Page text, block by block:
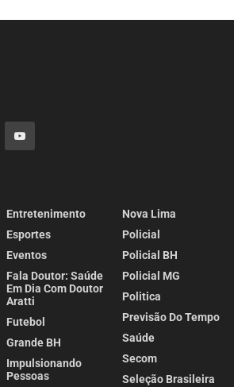
Entretenimento
Esportes
Eventos
Fala Doutor: Saúde
Em Dia Com Doutor
Aratti
Futebol
Grande BH
Impulsionando
Pessoas
Nova Lima
Policial
Policial BH
Policial MG
Politica
Previsão Do Tempo
Saúde
Secom
Seleção Brasileira